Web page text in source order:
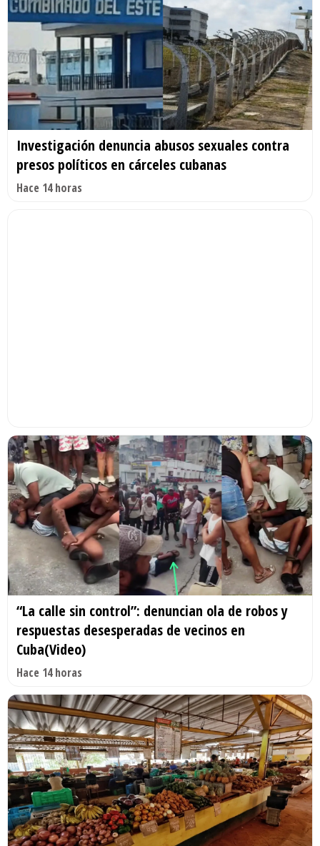
Investigación denuncia abusos sexuales contra
presos políticos en cárceles cubanas
Hace 14 horas
“La calle sin control”: denuncian ola de robos y
respuestas desesperadas de vecinos en
Cuba(Video)
Hace 14 horas